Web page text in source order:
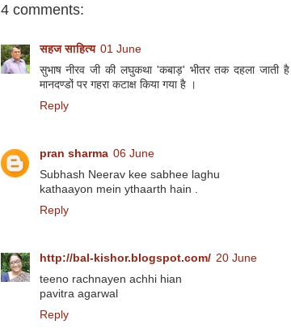
4 comments:
सहज साहित्य 01 June
सुभाष नीरव जी की लघुकथा 'कबाड़' भीतर तक दहला जाती है
मानदण्डों पर गहरा कटाक्ष किया गया है ।
Reply
pran sharma 06 June
Subhash Neerav kee sabhee laghu
kathaayon mein ythaarth hain .
Reply
http://bal-kishor.blogspot.com/ 20 June
teeno rachnayen achhi hian
pavitra agarwal
Reply